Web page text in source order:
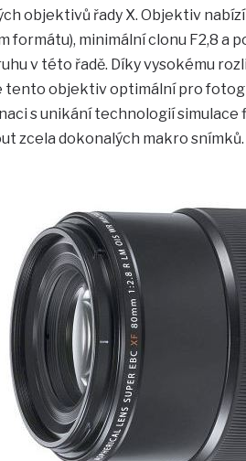
objektivů řady X. Objektiv
formátu), minimální clonu F2,8 a
v této řadě. Díky vysokému
tento objektiv optimální pro
s unikání technologií simulace
zcela dokonalých makro snímků.